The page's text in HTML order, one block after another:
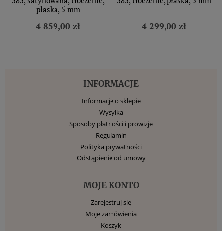
płaska, 5 mm
4 859,00 zł 4 299,00 zł
INFORMACJE
Informacje o sklepie
Wysyłka
Sposoby płatności i prowizje
Regulamin
Polityka prywatności
Odstąpienie od umowy
MOJE KONTO
Zarejestruj się
Moje zamówienia
Koszyk